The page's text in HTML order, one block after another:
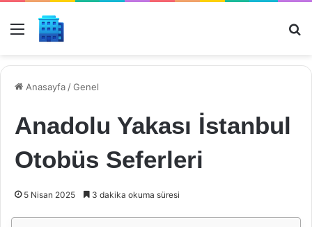
Menü
Anasayfa /Genel
Anadolu Yakası İstanbul
Otobüs Seferleri
5 Nisan 2025 3 dakika okuma süresi